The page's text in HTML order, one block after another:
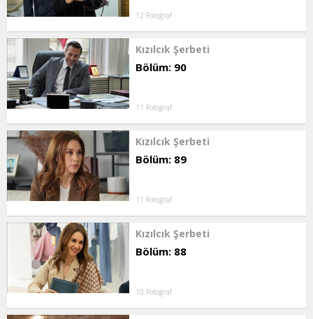
12 Fotoğraf
Kızılcık Şerbeti
Bölüm: 90
11 Fotoğraf
Kızılcık Şerbeti
Bölüm: 89
11 Fotoğraf
Kızılcık Şerbeti
Bölüm: 88
10 Fotoğraf